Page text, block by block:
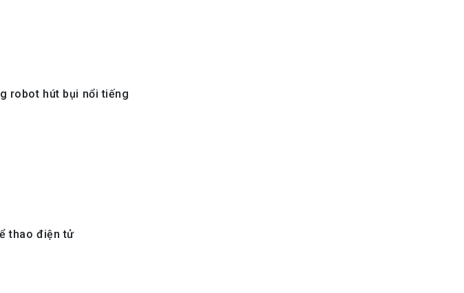
robot hút bụi nổi tiếng
thao điện tử